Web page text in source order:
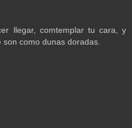
llegar, comtemplar tu cara, y
como dunas doradas.